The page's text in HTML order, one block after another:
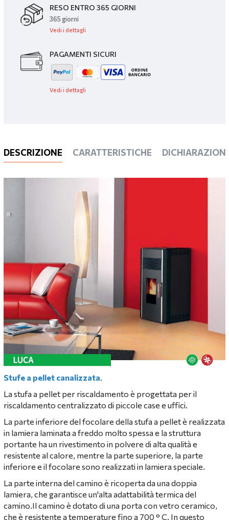
RESO ENTRO 365 GIORNI
365 giorni
Vedi i dettagli
PAGAMENTI SICURI
Vedi i dettagli
DESCRIZIONE CARATTERISTICHE
Stufe a pellet canalizzata.
La stufa a pellet per riscaldamento è progettata per il
riscaldamento centralizzato di piccole case e uffici.
La parte inferiore del focolare della stufa a pellet è realizzata
in lamiera laminata a freddo molto spessa e la struttura
portante ha un rivestimento in polvere di alta qualità e
resistente al calore, mentre la parte superiore, la parte
inferiore e il focolare sono realizzati in lamiera speciale.
La parte interna del camino è ricoperta da una doppia
lamiera, che garantisce un'alta adattabilità termica del
camino.Il camino è dotato di una porta con vetro ceramico,
che è resistente a temperature fino a 700 ° C. In questo